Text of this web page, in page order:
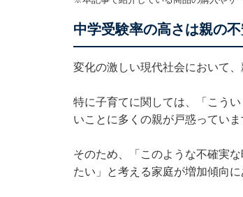
中学受験率の高さは親の
変化の激しい現代社会において、
特に子育てに関しては、「こう
いことに多くの親が戸惑っていま
そのため、「このような不確実
たい」と考える家庭が増加傾向に